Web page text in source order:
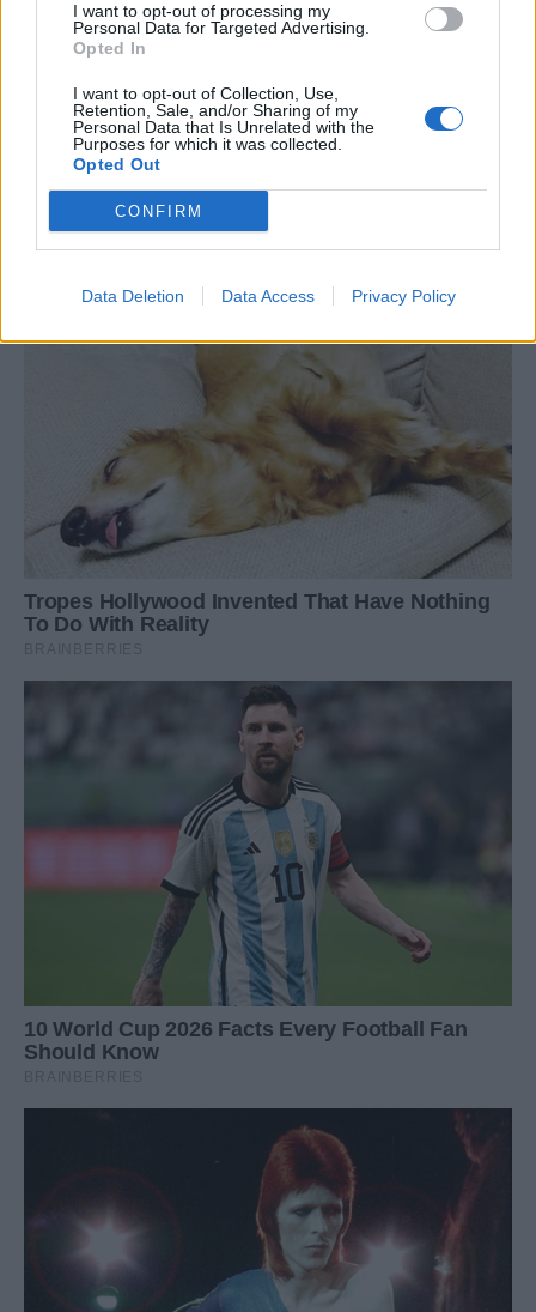
I want to opt-out of processing my
Personal Data for Targeted Advertising.
Opted In
I want to opt-out of Collection, Use,
Retention, Sale, and/or Sharing of my
Personal Data that Is Unrelated with the
Purposes for which it was collected.
Opted Out
CONFIRM
Data Deletion Data Access Privacy Policy